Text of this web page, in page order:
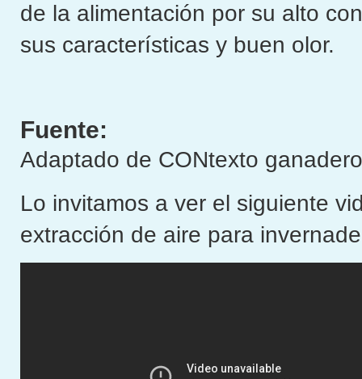
de la alimentación por su alto
sus características y buen olor.
Fuente:
Adaptado de CONtexto
Lo invitamos a ver el siguiente
extracción de aire para